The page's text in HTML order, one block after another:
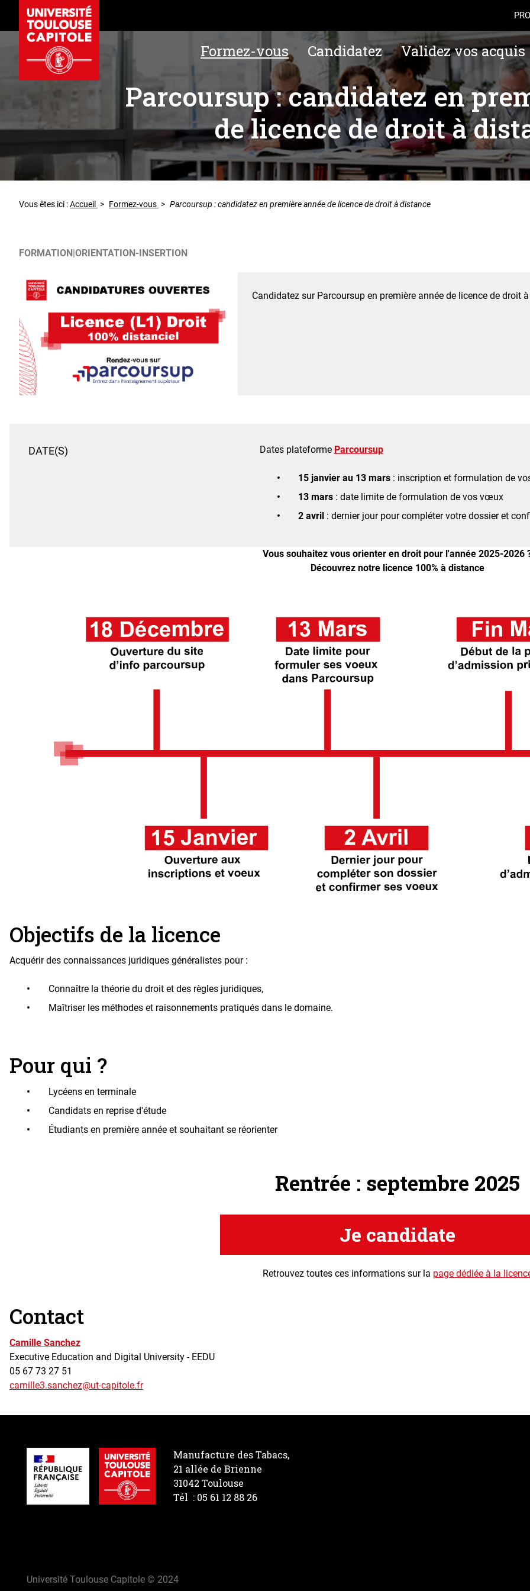
Formez-vous Candidatez Validez vos acquis
Parcoursup : candidatez en
de licence de droit à
Vous êtes ici :Accueil > Formez-vous > Parcoursup : candidatez en première année de licence de droit à distance
FORMATION ORIENTATION-INSERTION
Candidatez sur Parcoursup en première année de licence de droit
DATE(S) Dates plateforme Parcoursup
15 janvier au 13 mars : inscription et formulation de
13 mars : date limite de formulation de vos vœux
2 avril : dernier jour pour compléter votre dossier et
Vous souhaitez vous orienter en droit pour l'année 2025-2026
Découvrez notre licence 100% à distance
Objectifs de la licence
Acquérir des connaissances juridiques généralistes pour :
Connaître la théorie du droit et des règles juridiques,
Maîtriser les méthodes et raisonnements pratiqués dans le domaine.
Pour qui ?
Lycéens en terminale
Candidats en reprise d'étude
Étudiants en première année et souhaitant se réorienter
Rentrée : septembre 2025
Je candidate
Retrouvez toutes ces informations sur la page dédiée à la
Contact
Camille Sanchez
Executive Education and Digital University - EEDU
05 67 73 27 51
camille3.sanchez@ut-capitole.fr
Manufacture des Tabacs,
21 allée de Brienne
31042 Toulouse
Tél : 05 61 12 88 26
Université Toulouse Capitole © 2024